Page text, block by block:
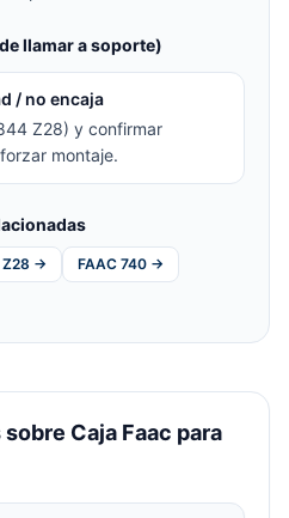
llamar a soporte)
/ no encaja
Z28) y confirmar
montaje.
Z28 →
FAAC 740 →
Caja Faac para